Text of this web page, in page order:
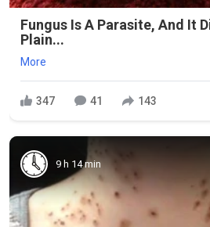
Fungus Is A Parasite, And It
Plain...
More
347 41 143
9 h 14 min